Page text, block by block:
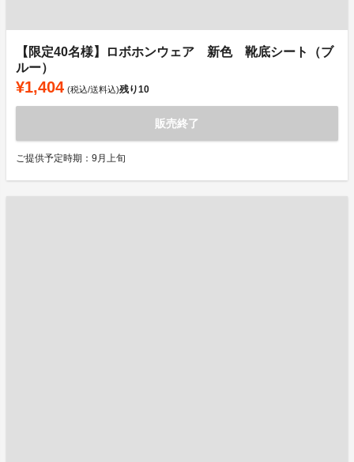
【限定40名様】ロボホンウェア 新色 靴底シート（ブ
ルー）
¥1,404 (税込/送料込)残り10
販売終了
ご提供予定時期：9月上旬